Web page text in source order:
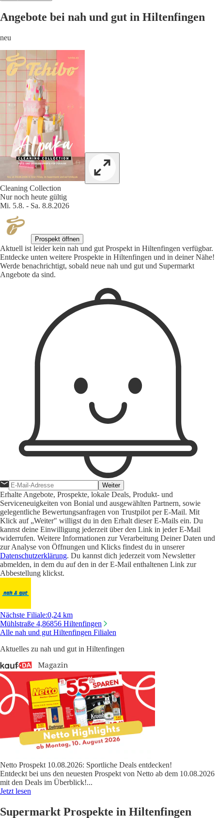
Angebote bei nah und gut in Hiltenfingen
neu
Cleaning Collection
Nur noch heute gültig
Mi. 5.8. - Sa. 8.8.2026
Prospekt öffnen
Aktuell ist leider kein nah und gut Prospekt in Hiltenfingen verfügbar.
Entdecke unten weitere Prospekte in Hiltenfingen und in deiner Nähe!
Werde benachrichtigt, sobald neue nah und gut und Supermarkt
Angebote da sind.
Weiter
Erhalte Angebote, Prospekte, lokale Deals, Produkt- und
Serviceneuigkeiten von Bonial und ausgewählten Partnern, sowie
gelegentliche Bewertungsanfragen von Trustpilot per E-Mail. Mit
Klick auf „Weiter" willigst du in den Erhalt dieser E-Mails ein. Du
kannst deine Einwilligung jederzeit über den Link in jeder E-Mail
widerrufen. Weitere Informationen zur Verarbeitung Deiner Daten und
zur Analyse von Öffnungen und Klicks findest du in unserer
Datenschutzerklärung. Du kannst dich jederzeit vom Newsletter
abmelden, in dem du auf den in der E-Mail enthaltenen Link zur
Abbestellung klickst.
Nächste Filiale:0,24 km
Mühlstraße 4,86856 Hiltenfingen
Alle nah und gut Hiltenfingen Filialen
Aktuelles zu nah und gut in Hiltenfingen
Netto Prospekt 10.08.2026: Sportliche Deals entdecken!
Entdeckt bei uns den neuesten Prospekt von Netto ab dem 10.08.2026
mit den Deals im Überblick!...
Jetzt lesen
Supermarkt Prospekte in Hiltenfingen